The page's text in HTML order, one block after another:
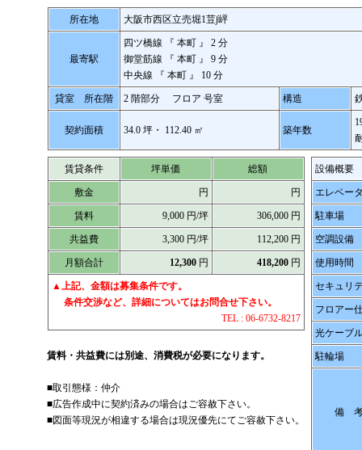
所在地 大阪市西区立売堀1荳∫岼
最寄駅
四ツ橋線 『 本町 』 2 分
御堂筋線 『 本町 』 9 分
中央線 『 本町 』 10 分
貸室 所在階 2 階部分 フロア 号室 構造
契約面積 34.0 坪・ 112.40 ㎡ 築年数
賃貸条件 坪単価 総額
敷金 円 円
賃料 9,000 円/坪 306,000 円
共益費 3,300 円/坪 112,200 円
月額合計 12,300円 418,200円
▲上記、金額は募集条件です。
条件交渉など、詳細についてはお問合せ下さい。
TEL : 06-6732-8217
賃料・共益費には別途、消費税が必要になります。
■取引態様：仲介
■広告作成中に契約済みの場合はご容赦下さい。
■図面等現況が相違する場合は現況優先にてご容赦下さい。
設備概要
エレベー
駐車場
空調設備
使用時間
セキュリ
フロアー
光ケーブ
駐輪場
備